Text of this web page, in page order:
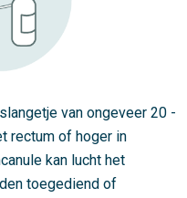
van ongeveer 20 -
rectum of hoger in
kan lucht het
toegediend of